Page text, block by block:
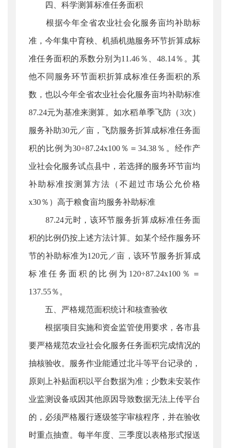
四、科学测算标准任务面积
根据今年全省农业社会化服务亩均补助标
准，今年集中育秧、机插机抛服务环节折算成标
准任务面积的系数分别为11.46％、48.14％。其
他不同服务环节面积折算成标准任务面积的系
数，也以今年全省农业社会化服务亩均补助标准
87.24元为基准来测算。如水稻单季飞防（3次）
服务补助30元／亩，飞防服务折算成标准任务面
积的比例为30÷87.24x100％＝34.38％。经作产
业社会化服务试点县中，若选择的服务环节亩均
补助标准按测算方法（不超过市场公允价格
x30％）高于粮食亩均服务补助标准
87.24元时，该环节服务折算成标准任务面
积的比例仍按上述方法计算。如某个经作服务环
节的补助标准为120元／亩，该环节服务折算成
标准任务面积的比例为120÷87.24x100％＝
137.55％。
五、严格规范面积统计和核查验收
根据项目实施和资金监管使用要求，各市县
要严格规范农业社会化服务任务面积完成情况的
抽核验收。服务作业能通过北斗等平台记录的，
原则上补贴面积以平台数据为准；少数未安装作
业监测设备或因其他原因导致数据无法上传平台
的，必须严格履行逐级签字审核程序，并在验收
时重点抽查。每半年度、三季度以表格形式报送